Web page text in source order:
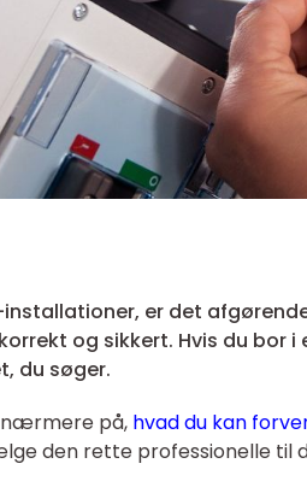
er det
og sikkert. Hvis du bor i
du søger.
nærmere på, hvad du kan
den rette professionelle til